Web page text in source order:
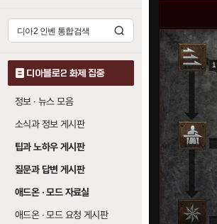
디아블로2 화제 집중
정보 · 뉴스 모음
소식과 정보 게시판
팁과 노하우 게시판
질문과 답변 게시판
애드온 · 모드 자료실
애드온 · 모드 요청 게시판
1